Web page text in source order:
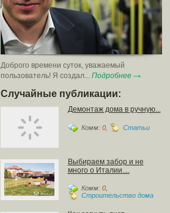
Доброго времени суток, уважаемый
пользователь! Я создал... Подробнее
Случайные публикации:
Демонтаж дома в ручную...
Комм: 0, Статьи
Выбираем забор и не
много о Италии....
Комм: 0,
Строительство дома